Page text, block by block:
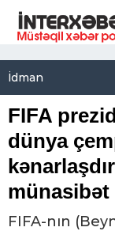
İdman
FIFA
dünya
FIFA-nın